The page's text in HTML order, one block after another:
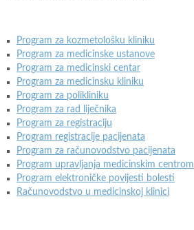
Program za kozmetološku kliniku
Program za medicinske ustanove
Program za medicinski centar
Program za medicinsku kliniku
Program za polikliniku
Program za rad liječnika
Program za registraciju
Program registracije pacijenata
Program za računovodstvo pacijenata
Program upravljanja medicinskim centrom
Program elektroničke povijesti bolesti
Računovodstvo u medicinskoj klinici